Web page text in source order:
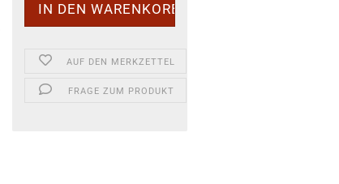
AUF DEN MERKZETTEL
FRAGE ZUM PRODUKT